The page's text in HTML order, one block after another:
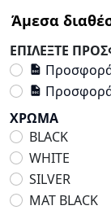
ΕΠΙΛΕΞΤΕ
ΧΡΩΜΑ
BLACK
WHITE
SILVER
MAT BLACK